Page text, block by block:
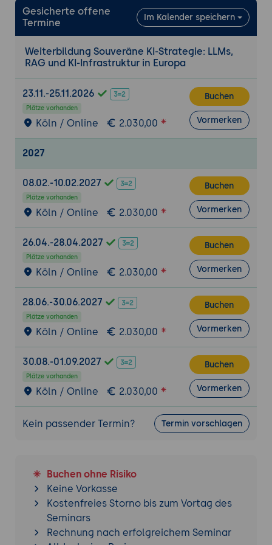
Modell-Souveränität : wer trainiert, mit
Modell als kulturelles Artefakt.
Inferenz-Souveränität: wo läuft die
Berechnung physisch, welche Hardware,
welche Region, welcher Betreiber.
Daten-Lern-Souveränität
: was passiert
mit Anwender-Eingaben, wird Training
fortgesetzt, mit wem werden Daten
geteilt.
Werte- und Bias-Souveränität: welche
Werte sind im Modell verankert, welche
kulturellen Prägungen, welche
Schlagseiten - besonders relevant bei
chinesischen Modellen.
Souveränitäts-Stufen: keine Souveränität,
Daten-Souveränität, Inferenz-
Souveränität, Modell-Souveränität,
vollständige Souveränität.
Realistische Erwartungs-Setzung:
vollständige Souveränität ist möglich,
aber teuer und mit Funktions-Tradeoffs
verbunden.
Auswahl-Matrix: pro Workload-Kategorie
die nötige Souveränitäts-Stufe definieren.
Praxis-Übung: Souveränitäts-Matrix für die
eigene Organisation - pro Workload-
Kategorie (interne Recherche, Kunden-
Souveränitäts-Stufe pro Dimension
festlegen.
3. LLM-Landschaft 2026: US-Marktführer
OpenAI: GPT-5, GPT-5.5 und Nachfolger;
Stärken bei Reasoning, breite
Gesicherte offene
Termine
Im Kalender speichern
Weiterbildung Souveräne KI-Strategie: LLMs,
RAG und KI-Infrastruktur in Europa
23.11.-25.11.2026
Plätze vorhanden
Köln / Online 2.030,00
Buchen
Vormerken
2027
08.02.-10.02.2027
Plätze vorhanden
Köln / Online 2.030,00
Buchen
Vormerken
26.04.-28.04.2027
Plätze vorhanden
Köln / Online 2.030,00
Buchen
Vormerken
28.06.-30.06.2027
Plätze vorhanden
Köln / Online 2.030,00
Buchen
Vormerken
30.08.-01.09.2027
Plätze vorhanden
Köln / Online 2.030,00
Buchen
Vormerken
Kein passender Termin? Termin vorschlagen
Buchen ohne Risiko
Keine Vorkasse
Kostenfreies Storno bis zum Vortag des
Seminars
Rechnung nach erfolgreichem Seminar